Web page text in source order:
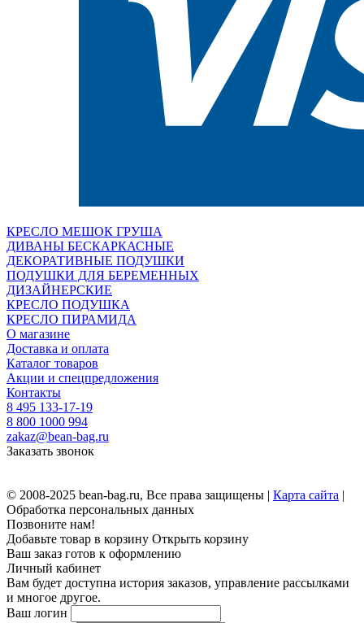
КРЕСЛО МЕШОК ГРУША
ДИВАНЫ БЕСКАРКАСНЫЕ
ДЕКОРАТИВНЫЕ ПОДУШКИ
ПОДУШКИ ДЛЯ БЕРЕМЕННЫХ
ДИЗАЙНЕРСКИЕ
КРЕСЛО ПОДУШКА
КРЕСЛО ПИРАМИДА
О магазине
Доставка и оплата
Каталог товаров
Акции и спецпредложения
Контакты
8 495 133-17-19
8 800 1000 994
zakaz@bean-bag.ru
Заказать звонок
© 2008-2025 bean-bag.ru, Все права защищены | Карта сайта |
Обработка персональных данных
Позвоните нам!
Добавьте товар в корзину Открыть корзину
Ваш заказ готов к оформлению
Личный кабинет
Вам будет доступна история заказов, управление рассылками
и многое другое.
Ваш логин